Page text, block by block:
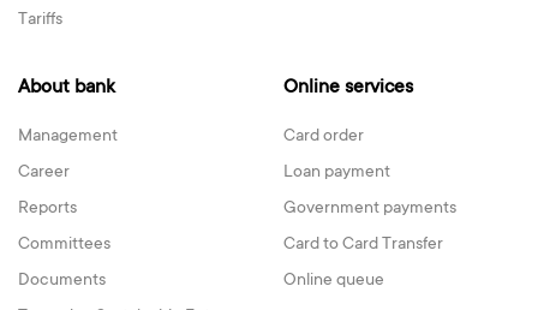
Tariffs
About bank
Management
Career
Reports
Committees
Documents
Online services
Card order
Loan payment
Government payments
Card to Card Transfer
Online queue